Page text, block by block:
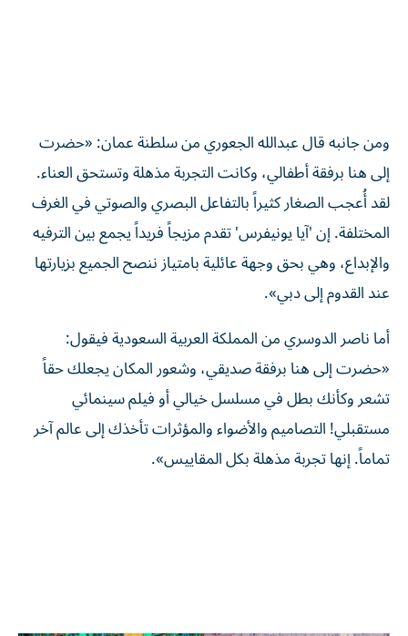
ومن جانبه قال عبدالله الجعوري من سلطنة عمان: «حضرت
إلى هنا برفقة أطفالي، وكانت التجربة مذهلة وتستحق العناء.
لقد أُعجب الصغار كثيراً بالتفاعل البصري والصوتي في الغرف
المختلفة. إن 'آيا يونيفرس' تقدم مزيجاً فريداً يجمع بين الترفيه
والإبداع، وهي بحق وجهة عائلية بامتياز ننصح الجميع بزيارتها
عند القدوم إلى دبي».
أما ناصر الدوسري من المملكة العربية السعودية فيقول:
«حضرت إلى هنا برفقة صديقي، وشعور المكان يجعلك حقاً
تشعر وكأنك بطل في مسلسل خيالي أو فيلم سينمائي
مستقبلي! التصاميم والأضواء والمؤثرات تأخذك إلى عالم آخر
تماماً. إنها تجربة مذهلة بكل المقاييس».